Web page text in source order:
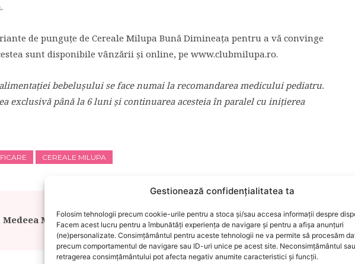
Gestionează confidențialitatea ta
Folosim tehnologii precum cookie-urile pentru a stoca și/sau accesa informații despre
Facem acest lucru pentru a îmbunătăți experiența de navigare și pentru a afișa anunțuri
(ne)personalizate. Consimțământul pentru aceste tehnologii ne va permite să procesăm
precum comportamentul de navigare sau ID-uri unice pe acest site. Neconsimțământul sau
retragerea consimțământului pot afecta negativ anumite caracteristici și funcții.
de punguțe de Cereale Milupa Bună Dimineața pentru a vă convinge
sunt disponibile vânzării și online, pe www.clubmilupa.ro.
bebeluşului se face numai la recomandarea medicului pediatru.
exclusivă până la 6 luni şi continuarea acesteia în paralel cu iniţierea
CEREALE MILUPA
Medeea Marinescu la
HiPP Cereale – O gamă variată pentru
toate gusturile!